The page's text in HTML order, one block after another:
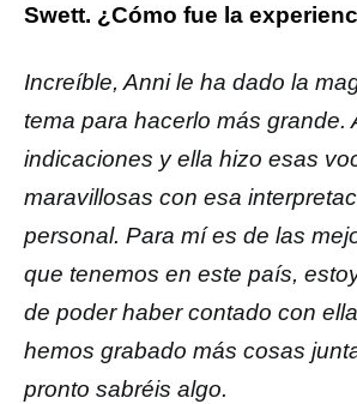
Swett. ¿Cómo fue la
Increíble, Anni le ha dado la
tema para hacerlo más grande.
indicaciones y ella hizo esas
maravillosas con esa
personal. Para mí es de las
que tenemos en este país,
de poder haber contado con
hemos grabado más cosas
pronto sabréis algo.